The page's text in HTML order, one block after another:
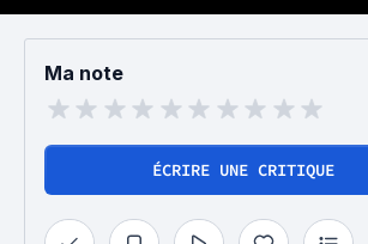
Ma note
ÉCRIRE UNE CRITIQUE